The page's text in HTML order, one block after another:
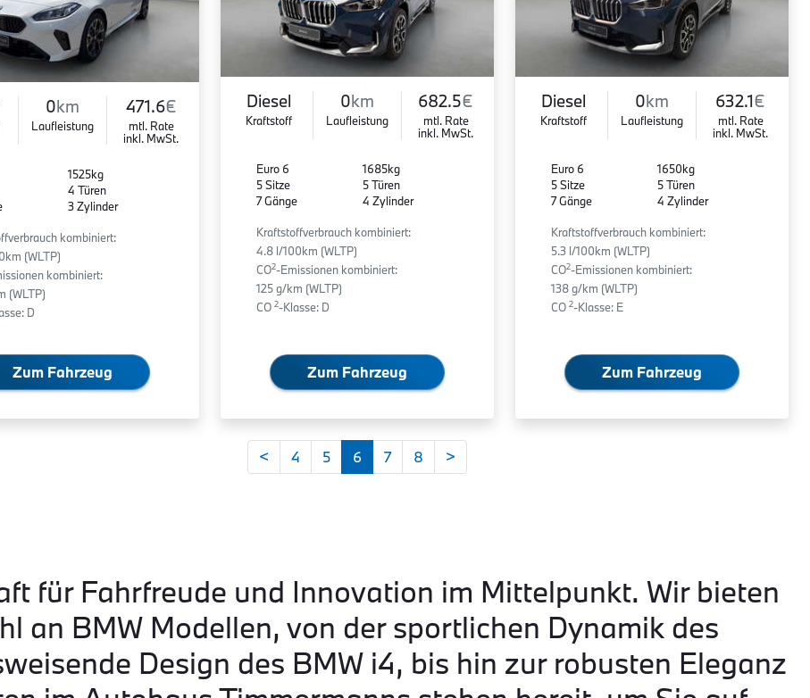
0km
Laufleistung
471.6€
mtl. Rate
inkl. MwSt.
1525kg
4 Türen
3 Zylinder
kombiniert:
(WLTP)
kombiniert:
(WLTP)
D
Zum Fahrzeug
Diesel
Kraftstoff
0km
Laufleistung
682.5€
mtl. Rate
inkl. MwSt.
Euro 6
5 Sitze
7 Gänge
1685kg
5 Türen
4 Zylinder
Kraftstoffverbrauch kombiniert:
4.8 l/100km (WLTP)
CO2-Emissionen kombiniert:
125 g/km (WLTP)
CO 2-Klasse: D
Zum Fahrzeug
Diesel
Kraftstoff
0km
Laufleistung
632.1€
mtl. Rate
inkl. MwSt.
Euro 6
5 Sitze
7 Gänge
1650kg
5 Türen
4 Zylinder
Kraftstoffverbrauch kombiniert:
5.3 l/100km (WLTP)
CO2-Emissionen kombiniert:
138 g/km (WLTP)
CO 2-Klasse: E
Zum Fahrzeug
< 4 5 6 7 8 >
für Fahrfreude und Innovation im Mittelpunkt. Wir bieten
an BMW Modellen, von der sportlichen Dynamik des
Design des BMW i4, bis hin zur robusten Eleganz